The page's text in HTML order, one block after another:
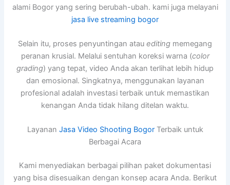
alami Bogor yang sering berubah-ubah. kami juga melayani
jasa live streaming bogor
Selain itu, proses penyuntingan atau editing memegang
peranan krusial. Melalui sentuhan koreksi warna (color
grading) yang tepat, video Anda akan terlihat lebih hidup
dan emosional. Singkatnya, menggunakan layanan
profesional adalah investasi terbaik untuk memastikan
kenangan Anda tidak hilang ditelan waktu.
Layanan Jasa Video Shooting BogorTerbaik untuk
Berbagai Acara
Kami menyediakan berbagai pilihan paket dokumentasi
yang bisa disesuaikan dengan konsep acara Anda. Berikut